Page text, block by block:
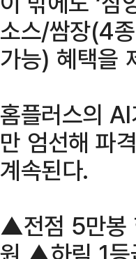
소스/쌈장(4
가능) 혜택을
홈플러스의
만 엄선해 파
계속된다.
▲전점 5만봉